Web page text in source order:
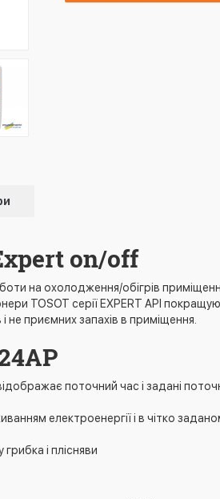
on/off
на охолодження/обігрів
TOSOT серії EXPERT API
приємних запахів в приміщення.
поточний час і задані
електроенергії і в чітко
і плісняви